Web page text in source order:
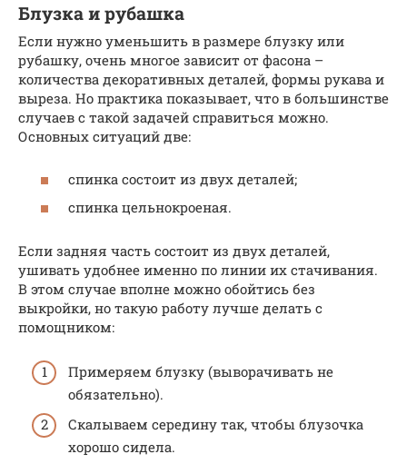
Блузка и рубашка
Если нужно уменьшить в размере блузку или
рубашку, очень многое зависит от фасона –
количества декоративных деталей, формы рукава и
выреза. Но практика показывает, что в большинстве
случаев с такой задачей справиться можно.
Основных ситуаций две:
спинка состоит из двух деталей;
спинка цельнокроеная.
Если задняя часть состоит из двух деталей,
ушивать удобнее именно по линии их стачивания.
В этом случае вполне можно обойтись без
выкройки, но такую работу лучше делать с
помощником:
Примеряем блузку (выворачивать не
обязательно).
Скалываем середину так, чтобы блузочка
хорошо сидела.